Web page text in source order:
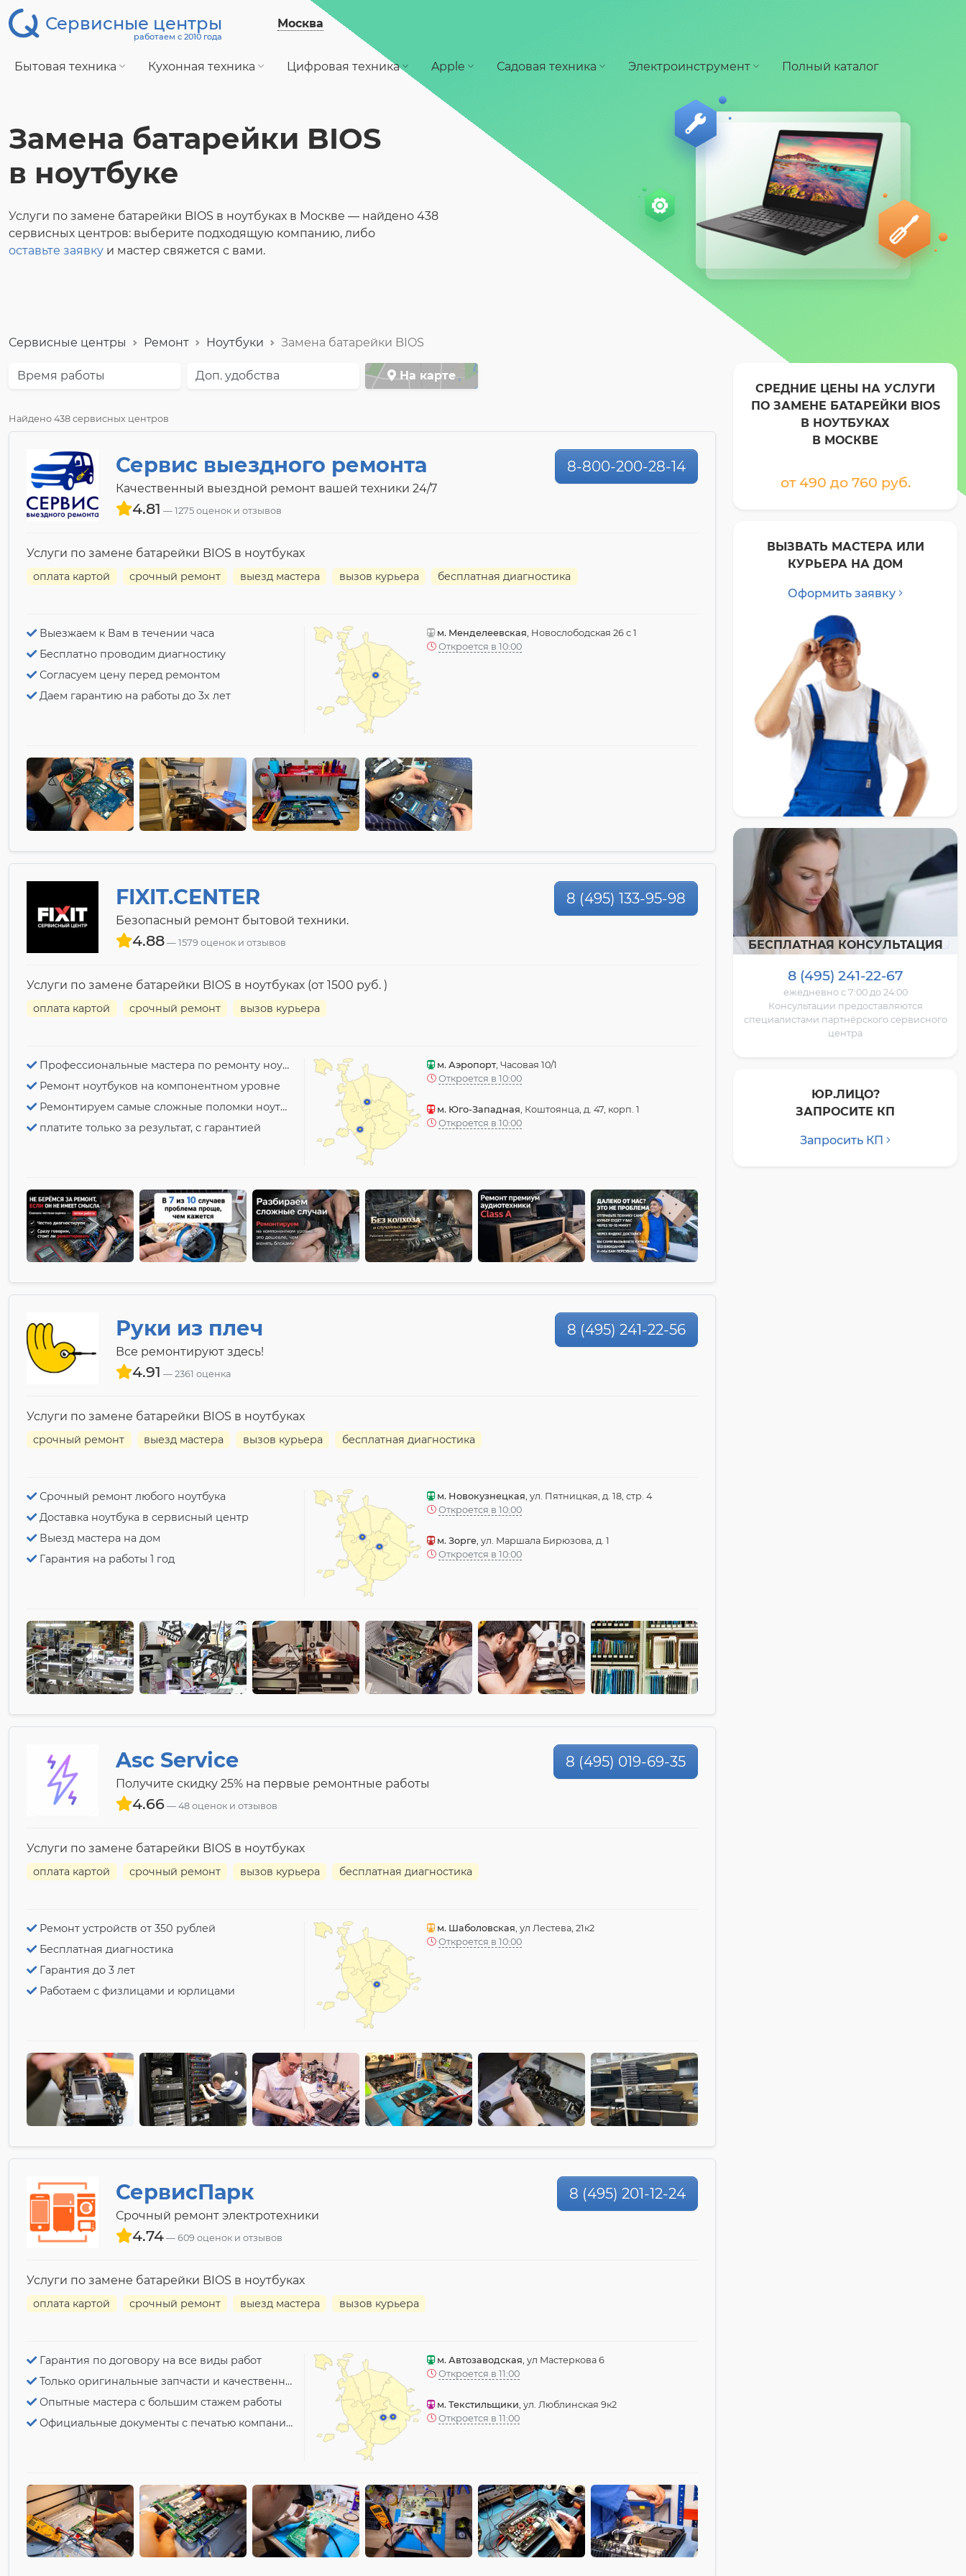
Сервисные центры
работаем с 2010 года
Москва
Бытовая техника Кухонная техника Цифровая техника Apple Садовая техника Электроинструмент Полный каталог
Замена батарейки BIOS
в ноутбуке
Услуги по замене батарейки BIOS в ноутбуках в Москве — найдено 438
сервисных центров: выберите подходящую компанию, либо
оставьте заявку и мастер свяжется с вами.
Сервисные центры Ремонт Ноутбуки Замена батарейки BIOS
Время работы Доп. удобства На карте
Найдено 438 сервисных центров
Сервис выездного ремонта
Качественный выездной ремонт вашей техники 24/7
4.81 1275 оценок и отзывов
8-800-200-28-14
Услуги по замене батарейки BIOS в ноутбуках
оплата картой срочный ремонт выезд мастера вызов курьера бесплатная диагностика
Выезжаем к Вам в течении часа
Бесплатно проводим диагностику
Согласуем цену перед ремонтом
Даем гарантию на работы до 3х лет
м. Менделеевская, Новослободская 26 с 1
Откроется в 10:00
FIXIT.CENTER
Безопасный ремонт бытовой техники.
4.88 1579 оценок и отзывов
8 (495) 133-95-98
Услуги по замене батарейки BIOS в ноутбуках (от 1500 руб. )
оплата картой срочный ремонт вызов курьера
Профессиональные мастера по ремонту ноутбуков
Ремонт ноутбуков на компонентном уровне
Ремонтируем самые сложные поломки ноутбуков
платите только за результат, с гарантией
м. Аэропорт, Часовая 10/1
Откроется в 10:00
м. Юго-Западная , Коштоянца, д. 47, корп. 1
Откроется в 10:00
Руки из плеч
Все ремонтируют здесь!
4.91 2361 оценка
8 (495) 241-22-56
Услуги по замене батарейки BIOS в ноутбуках
срочный ремонт выезд мастера вызов курьера бесплатная диагностика
Срочный ремонт любого ноутбука
Доставка ноутбука в сервисный центр
Выезд мастера на дом
Гарантия на работы 1 год
м. Новокузнецкая, ул. Пятницкая, д. 18, стр. 4
Откроется в 10:00
м. Зорге, ул. Маршала Бирюзова, д. 1
Откроется в 10:00
Asc Service
Получите скидку 25% на первые ремонтные работы
4.66 48 оценок и отзывов
8 (495) 019-69-35
Услуги по замене батарейки BIOS в ноутбуках
оплата картой срочный ремонт вызов курьера бесплатная диагностика
Ремонт устройств от 350 рублей
Бесплатная диагностика
Гарантия до 3 лет
Работаем с физлицами и юрлицами
м. Шаболовская , ул Лестева, 21к2
Откроется в 10:00
СервисПарк
Срочный ремонт электротехники
4.74 609 оценок и отзывов
8 (495) 201-12-24
Услуги по замене батарейки BIOS в ноутбуках
оплата картой срочный ремонт выезд мастера вызов курьера
Гарантия по договору на все виды работ
Только оригинальные запчасти и качественный ремонт
Опытные мастера с большим стажем работы
Официальные документы с печатью компании
м. Автозаводская , ул Мастеркова 6
Откроется в 11:00
м. Текстильщики , ул. Люблинская 9к2
Откроется в 11:00
СРЕДНИЕ ЦЕНЫ НА УСЛУГИ
ПО ЗАМЕНЕ БАТАРЕЙКИ BIOS
В НОУТБУКАХ
В МОСКВЕ
от 490 до 760 pyб.
ВЫЗВАТЬ МАСТЕРА ИЛИ
КУРЬЕРА НА ДОМ
Оформить заявку
БЕСПЛАТНАЯ КОНСУЛЬТАЦИЯ
8 (495) 241-22-67
ежедневно с 7:00 до 24:00
Консультации предоставляются
специалистами партнёрского сервисного
центра
ЮР.ЛИЦО?
ЗАПРОСИТЕ КП
Запросить КП